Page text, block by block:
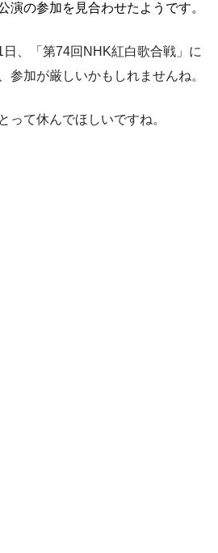
演の参加を見合わせたようです。
、「第74回NHK紅白歌合戦」に
参加が厳しいかもしれませんね。
って休んでほしいですね。